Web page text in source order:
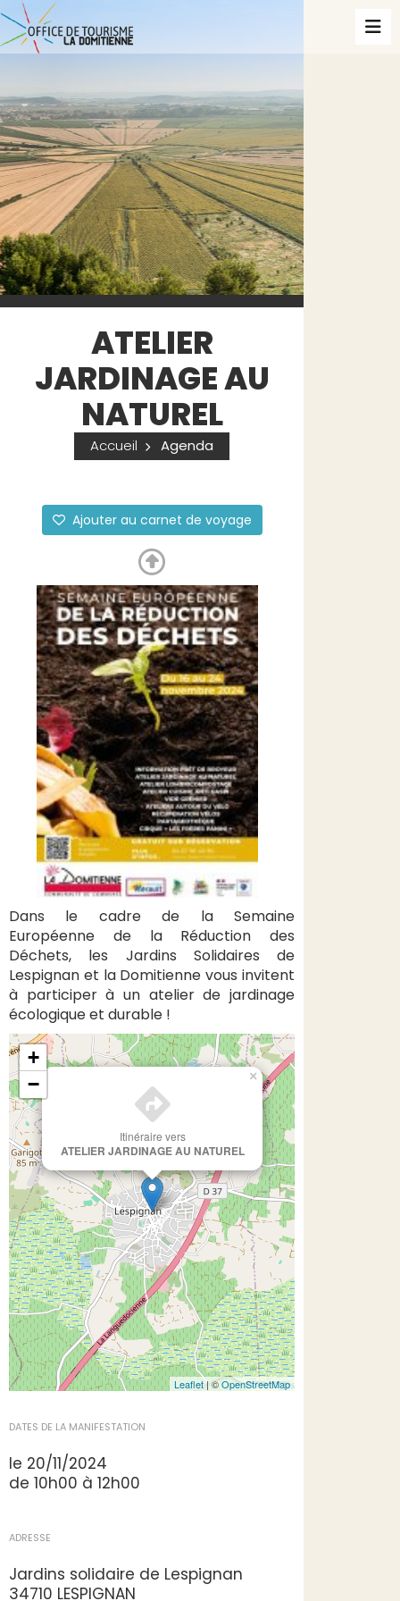
ATELIER
JARDINAGE AU
NATUREL
Accueil Agenda
Ajouter au carnet de voyage
Dans le cadre de la Semaine
Européenne de la Réduction des
Déchets, les Jardins Solidaires de
Lespignan et la Domitienne vous invitent
à participer à un atelier de jardinage
écologique et durable !
Itinéraire vers
ATELIER JARDINAGE AU NATUREL
×
+
−
Leaflet| ©OpenStreetMap
DATES DE LA MANIFESTATION
le 20/11/2024
de 10h00 à 12h00
ADRESSE
Jardins solidaire de Lespignan
34710 LESPIGNAN